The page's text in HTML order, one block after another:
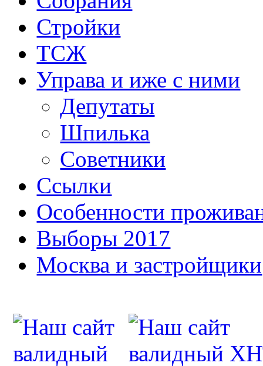
Стройки
ТСЖ
Управа и иже с ними
Депутаты
Шпилька
Советники
Ссылки
Особенности
Выборы 2017
Москва и застройщики